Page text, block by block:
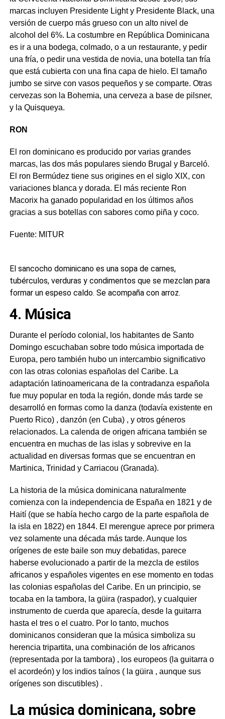
marcas incluyen Presidente Light y Presidente Black, una
versión de cuerpo más grueso con un alto nivel de
alcohol del 6%. La costumbre en República Dominicana
es ir a una bodega, colmado, o a un restaurante, y pedir
una fría, o pedir una vestida de novia, una botella tan fría
que está cubierta con una fina capa de hielo. El tamaño
jumbo se sirve con vasos pequeños y se comparte. Otras
cervezas son la Bohemia, una cerveza a base de pilsner,
y la Quisqueya.
RON
El ron dominicano es producido por varias grandes
marcas, las dos más populares siendo Brugal y Barceló.
El ron Bermúdez tiene sus origines en el siglo XIX, con
variaciones blanca y dorada. El más reciente Ron
Macorix ha ganado popularidad en los últimos años
gracias a sus botellas con sabores como piña y coco.
Fuente: MITUR
El sancocho dominicano es una sopa de carnes,
tubérculos, verduras y condimentos que se mezclan para
formar un espeso caldo. Se acompaña con arroz.
4. Música
Durante el período colonial, los habitantes de Santo
Domingo escuchaban sobre todo música importada de
Europa, pero también hubo un intercambio significativo
con las otras colonias españolas del Caribe. La
adaptación latinoamericana de la contradanza española
fue muy popular en toda la región, donde más tarde se
desarrolló en formas como la danza (todavía existente en
Puerto Rico) , danzón (en Cuba) , y otros géneros
relacionados. La calenda de origen africana también se
encuentra en muchas de las islas y sobrevive en la
actualidad en diversas formas que se encuentran en
Martinica, Trinidad y Carriacou (Granada).
La historia de la música dominicana naturalmente
comienza con la independencia de España en 1821 y de
Haití (que se había hecho cargo de la parte española de
la isla en 1822) en 1844. El merengue aprece por primera
vez solamente una década más tarde. Aunque los
orígenes de este baile son muy debatidas, parece
haberse evolucionado a partir de la mezcla de estilos
africanos y españoles vigentes en ese momento en todas
las colonias españolas del Caribe. En un principio, se
tocaba en la tambora, la güira (raspador), y cualquier
instrumento de cuerda que aparecía, desde la guitarra
hasta el tres o el cuatro. Por lo tanto, muchos
dominicanos consideran que la música simboliza su
herencia tripartita, una combinación de los africanos
(representada por la tambora) , los europeos (la guitarra o
el acordeón) y los indios taínos ( la güira , aunque sus
orígenes son discutibles) .
La música dominicana, sobre